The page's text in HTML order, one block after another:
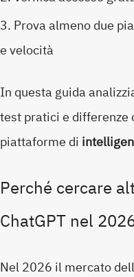
Prova almeno due
e velocità
In questa guida
test pratici e differenze
piattaforme di
Perché cercare
ChatGPT nel
Nel 2026 il mercato